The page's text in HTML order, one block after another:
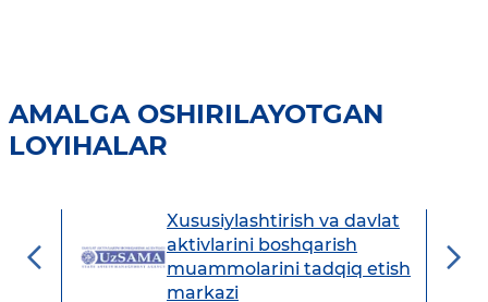
AMALGA OSHIRILAYOTGAN
LOYIHALAR
Xususiylashtirish va davlat
aktivlarini boshqarish
muammolarini tadqiq etish
markazi